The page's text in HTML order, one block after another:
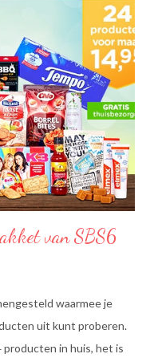
van SBS6
waarmee je
uit kunt proberen.
in huis, het is